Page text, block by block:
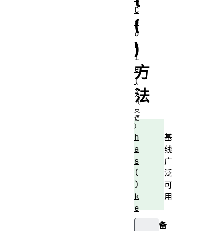
(
)
方
法
基
线
广
泛
可
用
备
C
o
o
k
i
e
(
)
h
a
s
(
)
k
e
y